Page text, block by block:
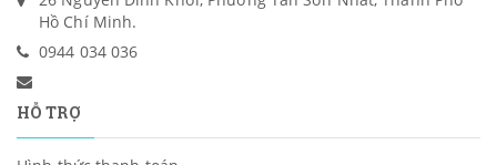
Hồ Chí Minh.
0944 034 036
HỖ TRỢ